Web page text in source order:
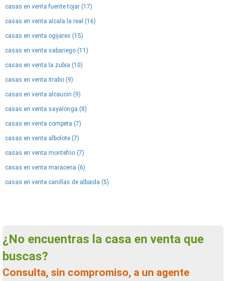
casas en venta fuente tojar (17)
casas en venta alcala la real (16)
casas en venta ogijares (15)
casas en venta sabariego (11)
casas en venta la zubia (10)
casas en venta itrabo (9)
casas en venta alcaucin (9)
casas en venta sayalonga (8)
casas en venta competa (7)
casas en venta albolote (7)
casas en venta montefrio (7)
casas en venta maracena (6)
casas en venta canillas de albaida (5)
¿No encuentras la casa en venta que
buscas?
Consulta, sin compromiso, a un agente